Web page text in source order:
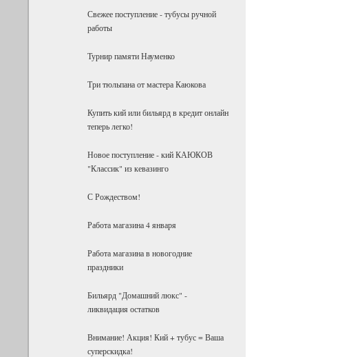
Свежее поступление - тубусы ручной
работы
Турнир памяти Науменко
Три тюльпана от мастера Каюкова
Купить кий или бильярд в кредит онлайн
теперь легко!
Новое поступление - кий КАЮКОВ
"Классик" из кевазинго
С Рождеством!
Работа магазина 4 января
Работа магазина в новогодние
праздники
Бильярд "Домашний люкс" -
ликвидация остатков
Внимание! Акция! Кий + тубус = Ваша
суперскидка!